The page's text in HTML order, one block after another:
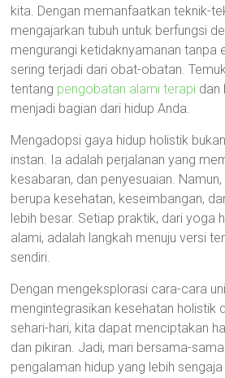
kita. Dengan memanfaatkan teknik-
mengajarkan tubuh untuk berfungsi
mengurangi ketidaknyamanan tanpa
sering terjadi dari obat-obatan.
tentang pengobatan alami terapi dan
menjadi bagian dari hidup Anda.
Mengadopsi gaya hidup holistik
instan. Ia adalah perjalanan yang
kesabaran, dan penyesuaian.
berupa kesehatan, keseimbangan,
lebih besar. Setiap praktik, dari yoga
alami, adalah langkah menuju versi
sendiri.
Dengan mengeksplorasi cara-cara
mengintegrasikan kesehatan holistik
sehari-hari, kita dapat menciptakan
dan pikiran. Jadi, mari bersama-
pengalaman hidup yang lebih